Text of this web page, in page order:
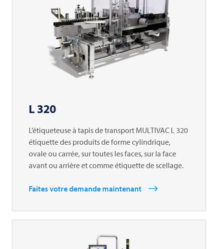
L 320
L’étiqueteuse à tapis de transport MULTIVAC L 320
étiquette des produits de forme cylindrique,
ovale ou carrée, sur toutes les faces, sur la face
avant ou arrière et comme étiquette de scellage.
Faites votre demande maintenant